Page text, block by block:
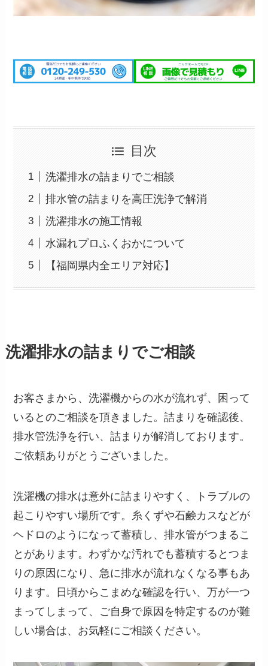
目次
洗濯排水の詰まりでご相談
排水管の詰まりを高圧洗浄で解消
洗濯排水の施工情報
水漏れプロふくおかについて
【福岡県内全エリア対応】
洗濯排水の詰まりでご相談
お客さまから、洗濯機からの水が流れず、困って
いるとのご相談を頂きました。詰まりを確認後、
排水管洗浄を行い、詰まりが解消しております。
ご依頼ありがとうございました。
洗濯機の排水は意外に詰まりやすく、トラブルの
起こりやすい場所です。糸くずや石鹸カスなどが
ヘドロのようになって蓄積し、排水管がつまるこ
とがあります。わずかな汚れでも蓄積するとつま
りの原因になり、急に排水が流れなくなる事もあ
ります。日頃からこまめな確認を行い、万が一つ
まってしまって、ご自身で原因を特定するのが難
しい場合は、お気軽にご相談ください。